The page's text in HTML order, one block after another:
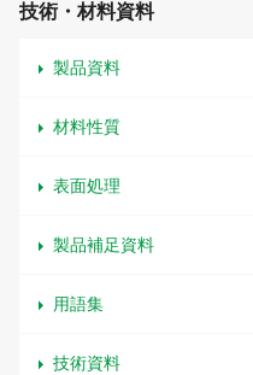
技術・材料資料
製品資料
材料性質
表面処理
製品補足資料
用語集
技術資料